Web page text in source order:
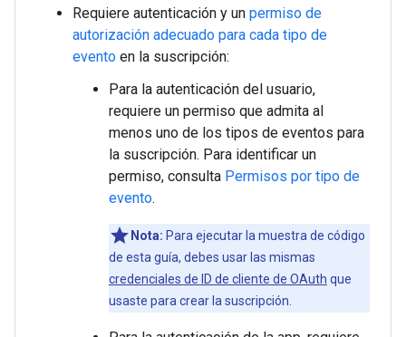
Requiere autenticación y un permiso de
autorización adecuado para cada tipo de
evento en la suscripción:
Para la autenticación del usuario,
requiere un permiso que admita al
menos uno de los tipos de eventos para
la suscripción. Para identificar un
permiso, consulta Permisos por tipo de
evento.
Nota: Para ejecutar la muestra de código
de esta guía, debes usar las mismas
credenciales de ID de cliente de OAuth que
usaste para crear la suscripción.